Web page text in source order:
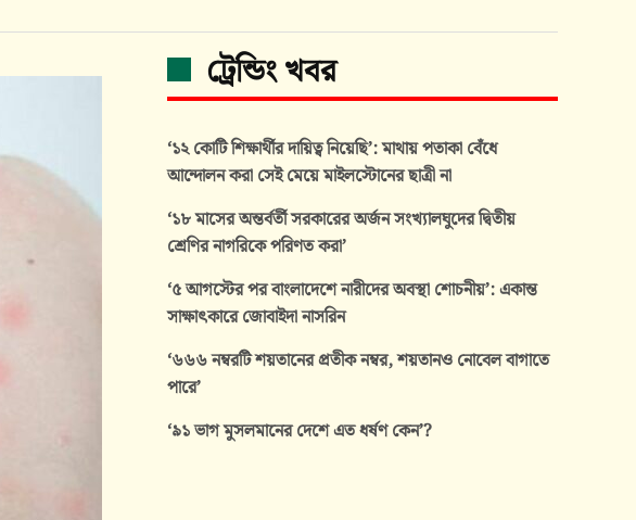
ট্রেন্ডিং খবর
‘১২ কোটি শিক্ষার্থীর দায়িত্ব নিয়েছি’: মাথায় পতাকা বেঁধে
আন্দোলন করা সেই মেয়ে মাইলস্টোনের ছাত্রী না
‘১৮ মাসের অন্তর্বর্তী সরকারের অর্জন সংখ্যালঘুদের দ্বিতীয়
শ্রেণির নাগরিকে পরিণত করা’
‘৫ আগস্টের পর বাংলাদেশে নারীদের অবস্থা শোচনীয়’: একান্ত
সাক্ষাৎকারে জোবাইদা নাসরিন
‘৬৬৬ নম্বরটি শয়তানের প্রতীক নম্বর, শয়তানও নোবেল বাগাতে
পারে’
‘৯১ ভাগ মুসলমানের দেশে এত ধর্ষণ কেন’?